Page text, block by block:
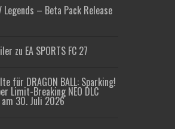
Legends – Beta Pack Release
zu EA SPORTS FC 27
für DRAGON BALL: Sparking!
Limit-Breaking NEO DLC
30. Juli 2026